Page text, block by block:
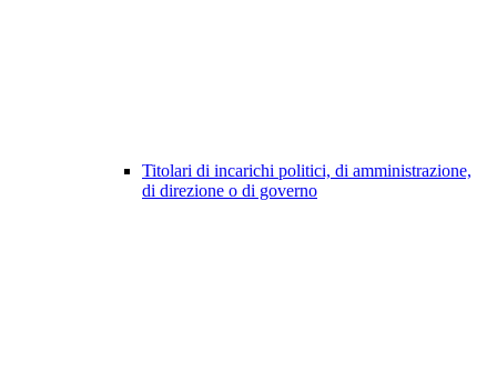
Titolari di incarichi politici, di amministrazione,
di direzione o di governo